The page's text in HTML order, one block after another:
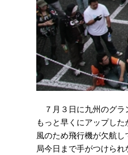
７月３日に九州のグラ
もっと早くにアップし
風のため飛行機が欠航
局今日まで手がつけられ